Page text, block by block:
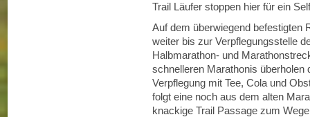
Trail Läufer stoppen hier für ein
Auf dem überwiegend befestigten
weiter bis zur Verpflegungsstelle
Halbmarathon- und
schnelleren Marathonis
Verpflegung mit Tee, Cola und
folgt eine noch aus dem alten
knackige Trail Passage zum